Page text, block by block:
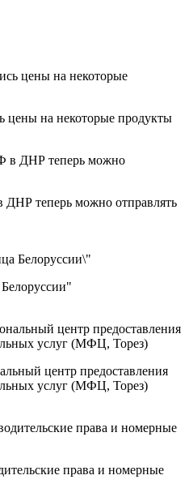
на некоторые продукты
теперь можно отправлять
центр предоставления
услуг (МФЦ, Торез)
права и номерные